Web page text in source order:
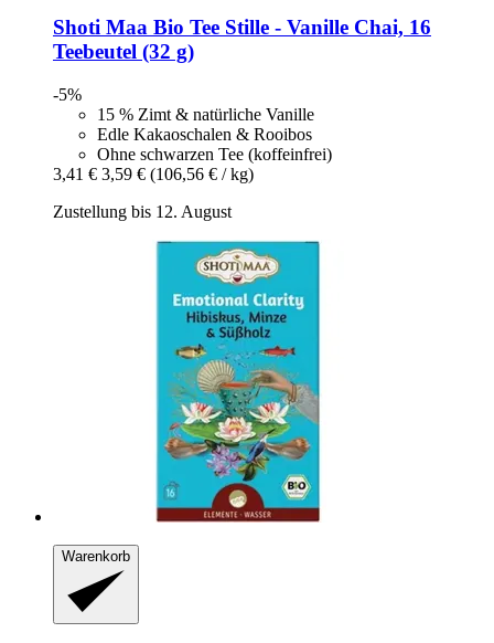
Shoti Maa Bio Tee Stille -​ Vanille Chai, 16
Teebeutel (32 g)
-5%
15 % Zimt & natürliche Vanille
Edle Kakaoschalen & Rooibos
Ohne schwarzen Tee (koffeinfrei)
3,41 € 3,59 € (106,56 € / kg)
Zustellung bis 12. August
Warenkorb